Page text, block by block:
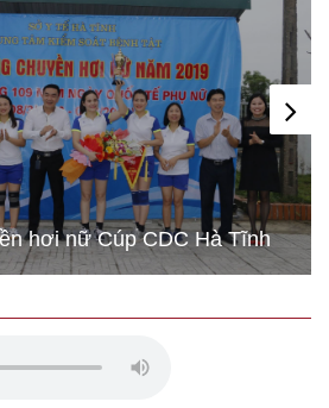
hơi nữ Cúp CDC Hà Tĩnh